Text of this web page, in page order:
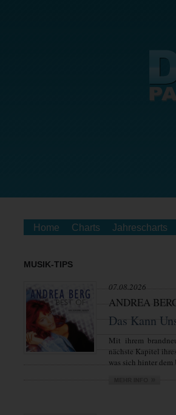
Home Charts Jahrescharts
MUSIK-TIPS
07.08.2026
ANDREA
Das Kann
Mit ihrem
nächste Kapitel
was sich hinter